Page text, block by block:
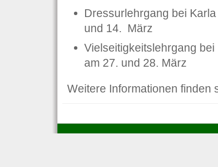
Dressurlehrgang bei
und 14. März
Vielseitigkeitslehrgang
am 27. und 28. März
Weitere Informationen finden